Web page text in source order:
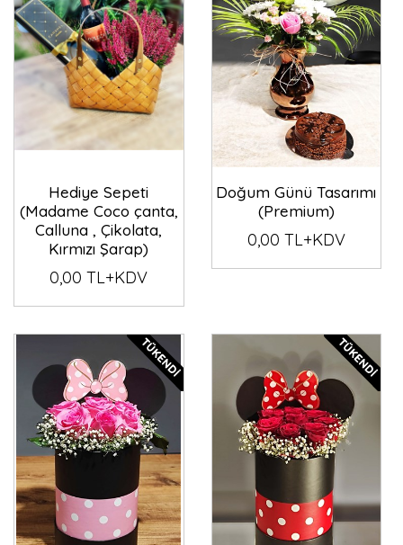
Hediye Sepeti
(Madame Coco çanta,
Calluna , Çikolata,
Kırmızı Şarap)
0,00 TL+KDV
Doğum Günü Tasarımı
(Premium)
0,00 TL+KDV